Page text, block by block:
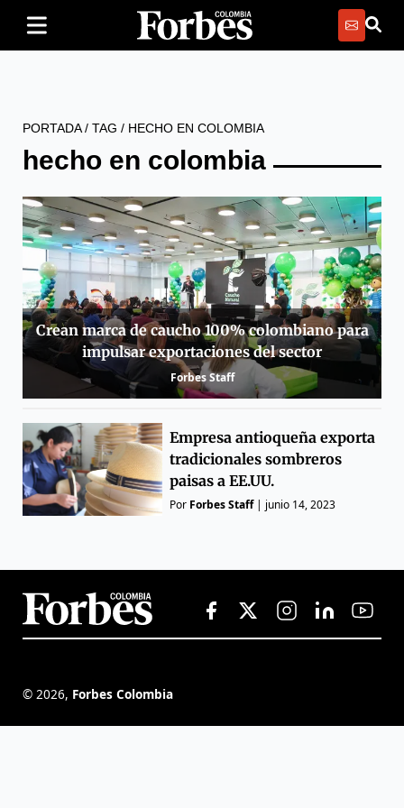
PORTADA/ TAG / HECHO EN COLOMBIA
hecho en colombia
Crean marca de caucho 100% colombiano para
impulsar exportaciones del sector
Forbes Staff
Empresa antioqueña exporta
tradicionales sombreros
paisas a EE.UU.
Por Forbes Staff| junio 14, 2023
© 2026, Forbes Colombia